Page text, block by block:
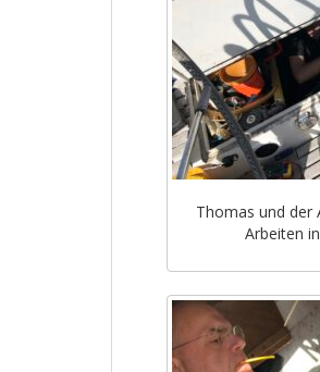
Thomas und der
Arbeiten